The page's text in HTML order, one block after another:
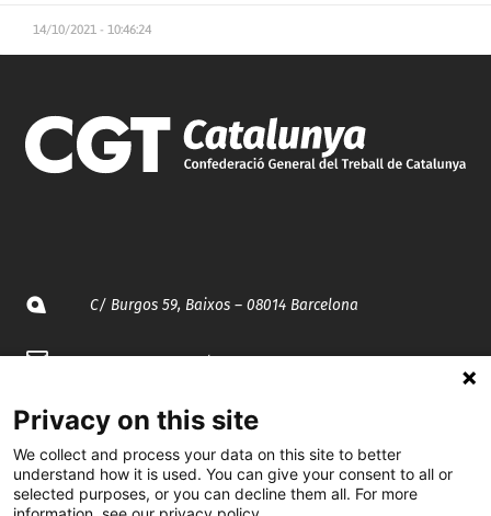
14/10/2021 - 10:46:24
C/ Burgos 59, Baixos – 08014 Barcelona
spccc@spcgtcatalunya.cat
935 120 481
@CGTCatalunya
Privacy on this site
We collect and process your data on this site to better
understand how it is used. You can give your consent to all or
selected purposes, or you can decline them all. For more